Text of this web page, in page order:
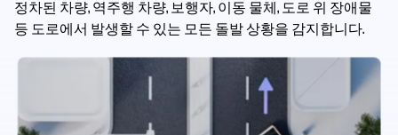
정차된 차량, 역주행 차량, 보행자, 이동 물체, 도로 위 장애물
등 도로에서 발생할 수 있는 모든 돌발 상황을 감지합니다.